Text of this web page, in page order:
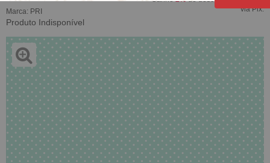
Marca: PRI
Produto Indisponível
via Pix.